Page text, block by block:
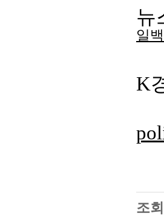
뉴
일
K
조